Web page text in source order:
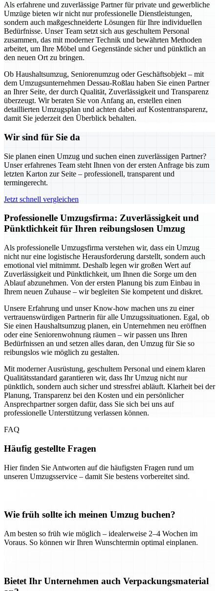
Als erfahrene und zuverlässige Partner für private und gewerbliche
Umzüge bieten wir nicht nur professionelle Dienstleistungen,
sondern auch maßgeschneiderte Lösungen für Ihre individuellen
Bedürfnisse. Unser Team setzt sich aus geschultem Personal
zusammen, das mit moderner Technik und bewährten Methoden
arbeitet, um Ihre Möbel und Gegenstände sicher und pünktlich an
den neuen Ort zu bringen.
Ob Haushaltsumzug, Seniorenumzug oder Geschäftsobjekt – mit
dem Umzugsunternehmen Dessau-Roßlau haben Sie einen Partner
an Ihrer Seite, der durch Qualität, Zuverlässigkeit und Transparenz
überzeugt. Wir beraten Sie von Anfang an, erstellen einen
detaillierten Umzugsplan und achten dabei auf Kostentransparenz,
damit Sie jederzeit den Überblick behalten.
Wir sind für Sie da
Sie planen einen Umzug und suchen einen zuverlässigen Partner?
Unser erfahrenes Team steht Ihnen von der ersten Anfrage bis zum
letzten Karton zur Seite – professionell, transparent und
termingerecht.
Jetzt schnell vergleichen
Professionelle Umzugsfirma: Zuverlässigkeit und
Pünktlichkeit für Ihren reibungslosen Umzug
Als professionelle Umzugsfirma verstehen wir, dass ein Umzug
nicht nur eine logistische Herausforderung darstellt, sondern auch
emotional viel mitnimmt. Deshalb legen wir großen Wert auf
Zuverlässigkeit und Pünktlichkeit, um Ihnen die Sorge um den
Ablauf abzunehmen. Von der ersten Planung bis zum Einbau in
Ihrem neuen Zuhause – wir begleiten Sie kompetent und diskret.
Unsere Erfahrung und unser Know-how machen uns zu einer
vertrauenswürdigen Partnerin für alle Umzugssituationen. Egal, ob
Sie einen Haushaltsumzug planen, ein Unternehmen neu eröffnen
oder eine Seniorenwohnung räumen – wir passen uns Ihren
Bedürfnissen an und setzen alles daran, den Umzug für Sie so
reibungslos wie möglich zu gestalten.
Mit moderner Ausrüstung, geschultem Personal und einem klaren
Qualitätsstandard garantieren wir, dass Ihr Umzug nicht nur
pünktlich, sondern auch sicher und stressfrei abläuft. Klarheit bei der
Planung, Transparenz bei den Kosten und ein persönlicher
Ansprechpartner sorgen dafür, dass Sie sich bei uns auf
professionelle Unterstützung verlassen können.
FAQ
Häufig gestellte Fragen
Hier finden Sie Antworten auf die häufigsten Fragen rund um
unseren Umzugsservice – damit Sie bestens vorbereitet sind.
Wie früh sollte ich meinen Umzug buchen?
Am besten so früh wie möglich – idealerweise 2–4 Wochen im
Voraus. So können wir Ihren Wunschtermin optimal einplanen.
Bietet Ihr Unternehmen auch Verpackungsmaterial